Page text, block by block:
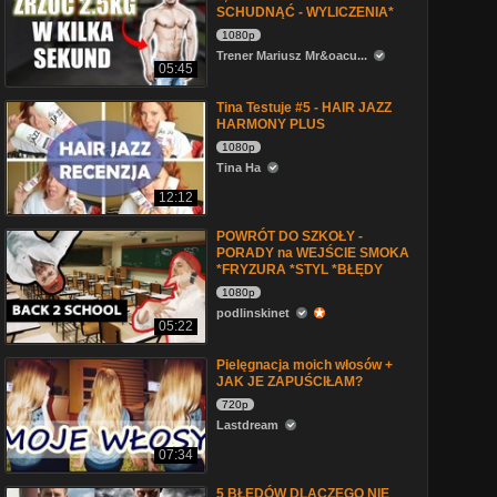
05:45
SCHUDNĄĆ - WYLICZENIA*
1080p
Trener Mariusz Mr&oacu...
12:12
Tina Testuje #5 - HAIR JAZZ
HARMONY PLUS
1080p
Tina Ha
05:22
POWRÓT DO SZKOŁY -
PORADY na WEJŚCIE SMOKA
*FRYZURA *STYL *BŁĘDY
1080p
podlinskinet
07:34
Pielęgnacja moich włosów +
JAK JE ZAPUŚCIŁAM?
720p
Lastdream
5 BŁĘDÓW DLACZEGO NIE